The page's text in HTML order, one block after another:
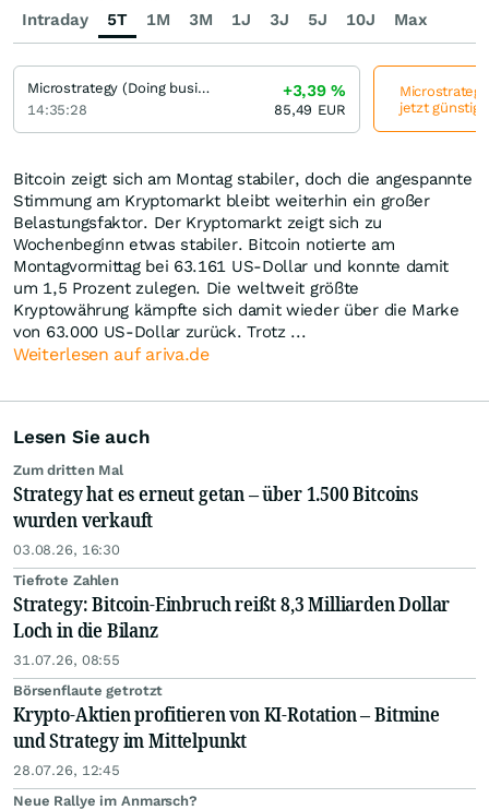
Bitcoin zeigt sich am Montag stabiler, doch die angespannte
Stimmung am Kryptomarkt bleibt weiterhin ein großer
Belastungsfaktor. Der Kryptomarkt zeigt sich zu
Wochenbeginn etwas stabiler. Bitcoin notierte am
Montagvormittag bei 63.161 US-Dollar und konnte damit
um 1,5 Prozent zulegen. Die weltweit größte
Kryptowährung kämpfte sich damit wieder über die Marke
von 63.000 US-Dollar zurück. Trotz ...
Weiterlesen auf ariva.de
Lesen Sie auch
Zum dritten Mal
Strategy hat es erneut getan – über 1.500 Bitcoins
wurden verkauft
03.08.26, 16:30
Tiefrote Zahlen
Strategy: Bitcoin-Einbruch reißt 8,3 Milliarden Dollar
Loch in die Bilanz
31.07.26, 08:55
Börsenflaute getrotzt
Krypto-Aktien profitieren von KI-Rotation – Bitmine
und Strategy im Mittelpunkt
28.07.26, 12:45
Neue Rallye im Anmarsch?
Intraday 5T 1M 3M 1J 3J 5J 10J Max
Microstrategy (Doing business Strategy) (A)
14:35:28
+3,39%
85,49 EUR
jetzt günstig